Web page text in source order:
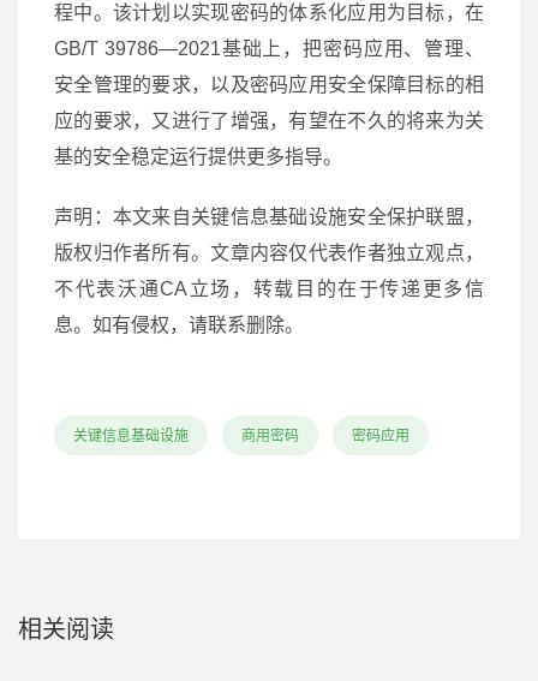
程中。该计划以实现密码的体系化应用为目标，在
GB/T 39786—2021基础上，把密码应用、管理、
安全管理的要求，以及密码应用安全保障目标的相
应的要求，又进行了增强，有望在不久的将来为关
基的安全稳定运行提供更多指导。
声明：本文来自关键信息基础设施安全保护联盟，
版权归作者所有。文章内容仅代表作者独立观点，
不代表沃通CA立场，转载目的在于传递更多信
息。如有侵权，请联系删除。
关键信息基础设施 商用密码 密码应用
相关阅读